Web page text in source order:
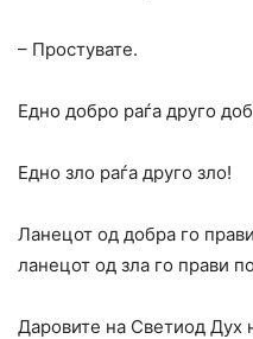
– Простувате.
Едно добро раѓа друго
Едно зло раѓа друго зло!
Ланецот од добра го
ланецот од зла го прави
Даровите на Светиод Дух